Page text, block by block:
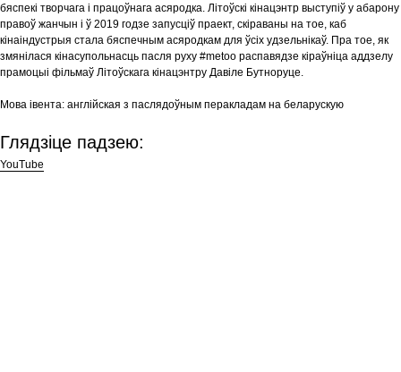
бяспекі творчага і працоўнага асяродка. Літоўскі кінацэнтр выступіў у абарону
правоў жанчын і ў 2019 годзе запусціў праект, скіраваны на тое, каб
кінаіндустрыя стала бяспечным асяродкам для ўсіх удзельнікаў. Пра тое, як
змянілася кінасупольнасць пасля руху #metoo распавядзе кіраўніца аддзелу
прамоцыі фільмаў Літоўскага кінацэнтру Давіле Бутноруце.
Мова iвента: англійская з паслядоўным перакладам на беларускую
Глядзіце падзею:
YouTube